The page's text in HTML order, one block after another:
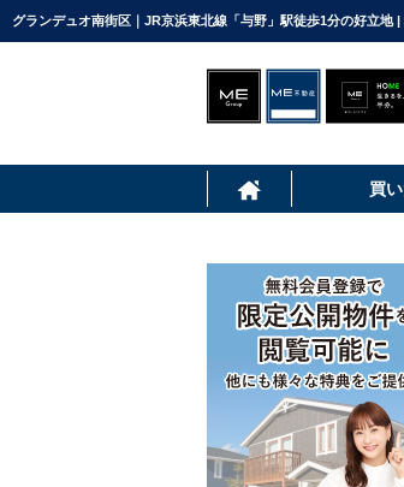
グランデュオ南街区｜JR京浜東北線「与野」駅徒歩1分の好立地
買